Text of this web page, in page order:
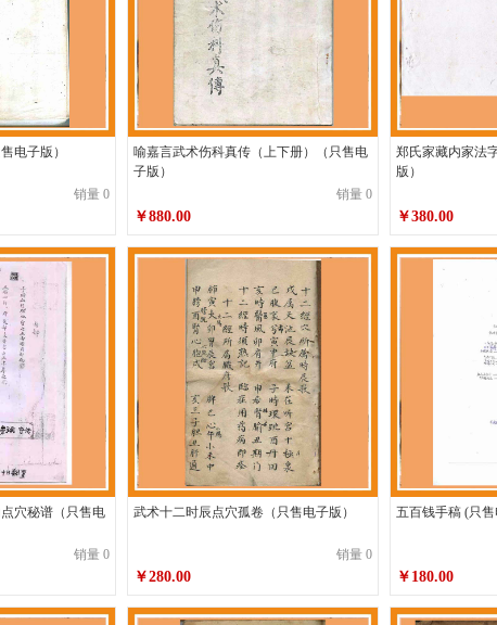
电子版）
销量 0
喻嘉言武术伤科真传（上下册）（只售电
子版）
销量 0
￥880.00
郑氏家藏内家法
版）
￥380.00
穴秘谱（只售电
销量 0
武术十二时辰点穴孤卷（只售电子版）
销量 0
￥280.00
五百钱手
￥180.00